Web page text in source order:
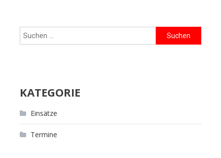
Suchen
nach:
KATEGORIE
Einsätze
Termine